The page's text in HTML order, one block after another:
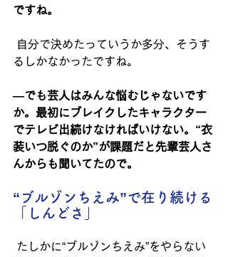
ですね。
自分で決めたっていうか多分、そうす
るしかなかったですね。
―でも芸人はみんな悩むじゃないです
か。最初にブレイクしたキャラクター
でテレビ出続けなければいけない。“衣
装いつ脱ぐのか”が課題だと先輩芸人さ
んからも聞いてたので。
“ブルゾンちえみ”で在り続ける
「しんどさ」
たしかに“ブルゾンちえみ”をやらない